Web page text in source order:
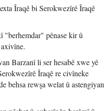
Îraqê bi Serokwezîrê Îraqê
pênase kir û
Barzanî li ser hesabê xwe yê
Îraqê re civîneke
behsa rewşa welat û astengiyan